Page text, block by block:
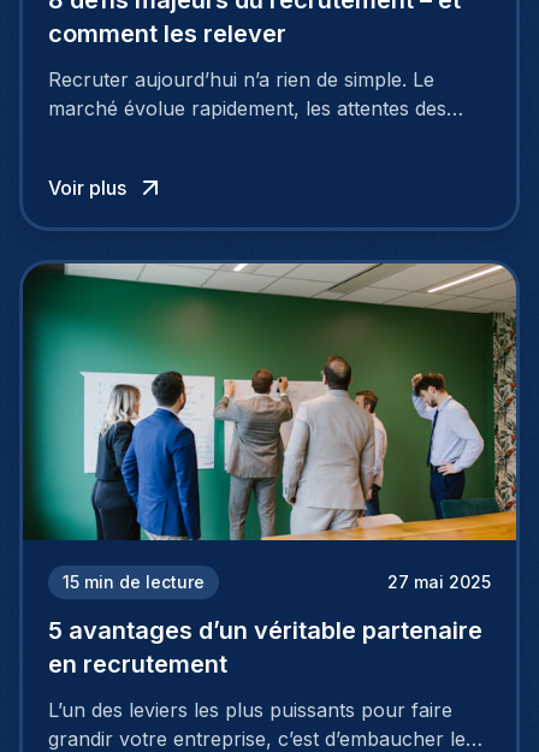
comment les relever
Recruter aujourd’hui n’a rien de simple. Le
marché évolue rapidement, les attentes des
profils qualifiés, processus trop longs, mauvaise
image employeur… Et surtout : les candidats ne
Voir plus
15 min de lecture 27 mai 2025
5 avantages d’un véritable partenaire
en recrutement
L’un des leviers les plus puissants pour faire
grandir votre entreprise, c’est d’embaucher les